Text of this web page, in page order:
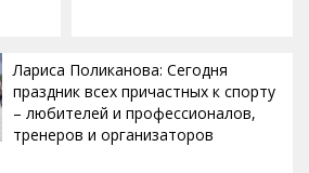
Лариса Поликанова: Сегодня
праздник всех причастных к спорту
– любителей и профессионалов,
тренеров и организаторов